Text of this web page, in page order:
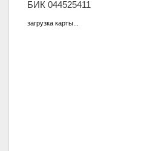
БИК 044525411
загрузка карты...